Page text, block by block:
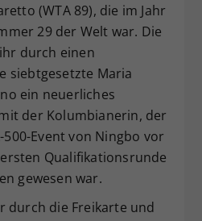
(WTA 89), die im Jahr
29 der Welt war. Die
durch einen
siebtgesetzte Maria
ein neuerliches
der Kolumbianerin, der
500-Event von Ningbo vor
Qualifikationsrunde
gewesen war.
durch die Freikarte und